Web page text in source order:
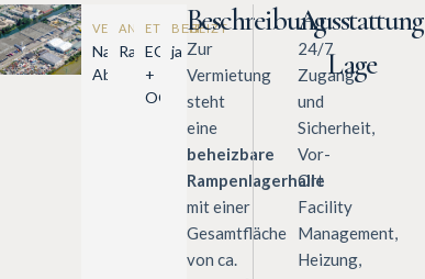
VERFÜGBARKEIT
Nach
Absprache
ANDIENUNG
Rampe
ETAGE
EG
+
OG
BEHEIZT
ja
Beschreibung
Zur
Vermietung
steht
eine
beheizbare
Rampenlagerhalle
mit einer
Gesamtfläche
von ca.
Ausstattung
24/7
Zugang
und
Sicherheit,
Vor-
Ort
Facility
Management,
Heizung,
Lage